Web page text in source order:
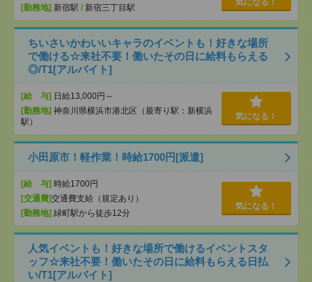
[勤務地] 新宿駅 / 新宿三丁目駅
気になる！
ちいさいかわいいキャラのイベントも！好きな場所
で働ける☆来社不要！働いたその日に給料もらえる
◎/T1[アルバイト]
[給 与] 日給13,000円～
[勤務地] 神奈川県横浜市港北区（最寄り駅：新横浜
駅）
気になる！
小田原市！軽作業！時給1700円[派遣]
[給 与] 時給1700円
[交通費]交通費支給（規定あり）
[勤務地] 緑町駅から徒歩12分
気になる！
人気イベントも！好きな場所で働けるイベントスタ
ッフ☆来社不要！働いたその日に給料もらえる日払
い/T1[アルバイト]